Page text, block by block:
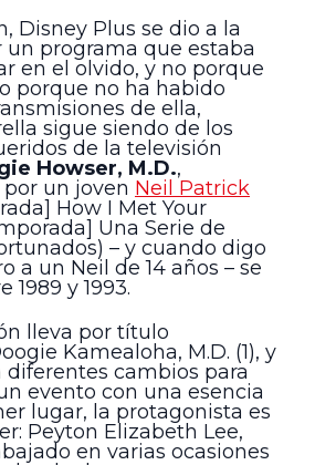
Disney Plus se dio a la
un programa que estaba
en el olvido, y no porque
porque no ha habido
de ella,
sigue siendo de los
de la televisión
Howser, M.D.,
un joven Neil Patrick
How I Met Your
Una Serie de
– y cuando digo
a un Neil de 14 años – se
y 1993.
lleva por título
Kamealoha, M.D. (1), y
cambios para
evento con una esencia
lugar, la protagonista es
Peyton Elizabeth Lee,
en varias ocasiones